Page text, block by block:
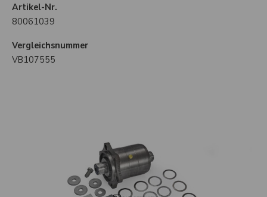
Artikel-Nr.
80061039
Vergleichsnummer
VB107555